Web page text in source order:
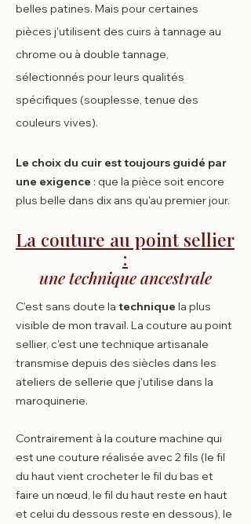
belles patines. Mais pour certaines
pièces j'utilisent des cuirs à tannage au
chrome ou à double tannage,
sélectionnés pour leurs qualités
spécifiques (souplesse, tenue des
couleurs vives).
Le choix du cuir est toujours guidé par
une exigence : que la pièce soit encore
plus belle dans dix ans qu'au premier jour.
La couture au point sellier
:
une technique ancestrale
​C'est sans doute la technique la plus
visible de mon travail. La couture au point
sellier, c'est une technique artisanale
transmise depuis des siècles dans les
ateliers de sellerie que j'utilise dans la
maroquinerie.
Contrairement à la couture machine qui
est une couture réalisée avec 2 fils (le fil
du haut vient crocheter le fil du bas et
faire un nœud, le fil du haut reste en haut
et celui du dessous reste en dessous), le